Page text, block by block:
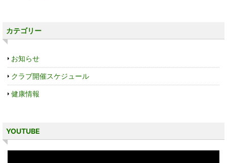
カテゴリー
お知らせ
クラブ開催スケジュール
健康情報
YOUTUBE